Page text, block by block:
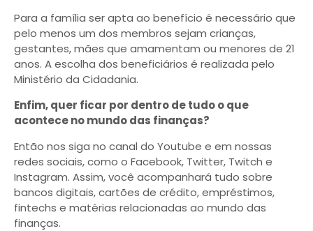
Para a família ser apta ao benefício é necessário que
pelo menos um dos membros sejam crianças,
gestantes, mães que amamentam ou menores de 21
anos. A escolha dos beneficiários é realizada pelo
Ministério da Cidadania.
Enfim, quer ficar por dentro de tudo o que
acontece no mundo das finanças?
Então nos siga no canal do Youtube e em nossas
redes sociais, como o Facebook, Twitter, Twitch e
Instagram. Assim, você acompanhará tudo sobre
bancos digitais, cartões de crédito, empréstimos,
fintechs e matérias relacionadas ao mundo das
finanças.